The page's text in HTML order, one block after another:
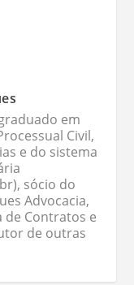
em
Civil,
e do sistema
sócio do
Advocacia,
Contratos e
de outras